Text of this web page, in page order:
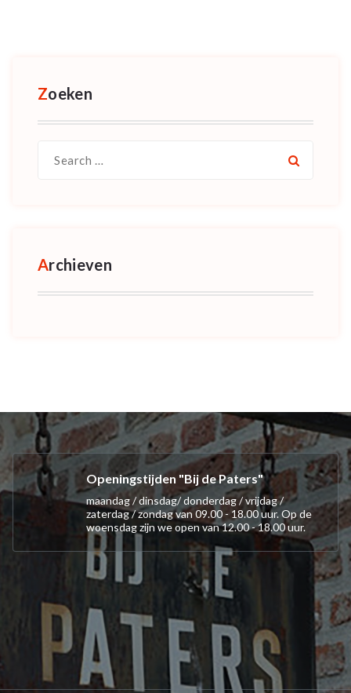
Zoeken
for:
Archieven
Openingstijden "Bij de Paters"
maandag / dinsdag/ donderdag / vrijdag /
zaterdag / zondag van 09.00 - 18.00 uur. Op de
woensdag zijn we open van 12.00 - 18.00 uur.